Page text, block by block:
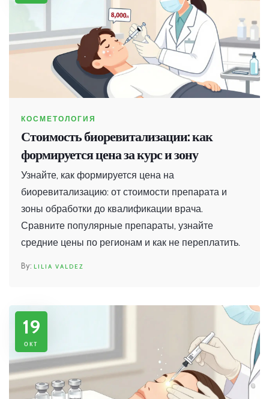
КОСМЕТОЛОГИЯ
Стоимость биоревитализации: как
формируется цена за курс и зону
Узнайте, как формируется цена на
биоревитализацию: от стоимости препарата и
зоны обработки до квалификации врача.
Сравните популярные препараты, узнайте
средние цены по регионам и как не переплатить.
LILIA VALDEZ
19
окт